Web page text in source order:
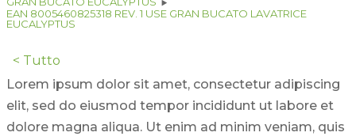
EAN 8005460825318 REV. 1 USE GRAN BUCATO LAVATRICE
EUCALYPTUS
< Tutto
Lorem ipsum dolor sit amet, consectetur adipiscing
elit, sed do eiusmod tempor incididunt ut labore et
dolore magna aliqua. Ut enim ad minim veniam, quis